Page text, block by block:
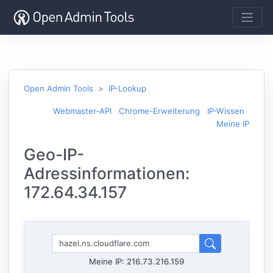
Open Admin Tools IP-Lookup
Webmaster-API Chrome-Erweiterung
IP-Wissen
Meine IP
Geo-IP-
Adressinformationen:
172.64.34.157
Meine IP: 216.73.216.159